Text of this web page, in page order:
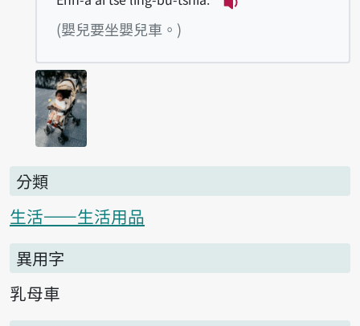
(嬰兒要坐嬰兒車。)
分類
生活——生活用品
異用字
乳母車